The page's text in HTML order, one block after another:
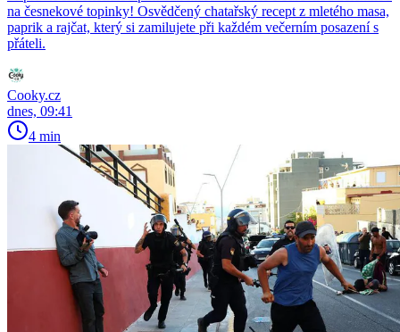
na česnekové topinky! Osvědčený chatařský recept z mletého masa,
paprik a rajčat, který si zamilujete při každém večerním posazení s
přáteli.
Cooky.cz
dnes, 09:41
4 min